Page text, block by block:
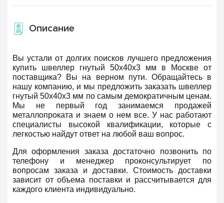
Описание
Вы устали от долгих поисков лучшего предложения
купить швеллер гнутый 50х40х3 мм в Москве от
поставщика? Вы на верном пути. Обращайтесь в
нашу компанию, и мы предложить заказать швеллер
гнутый 50х40х3 мм по самым демократичным ценам.
Мы не первый год занимаемся продажей
металлопроката и знаем о нем все. У нас работают
специалисты высокой квалификации, которые с
легкостью найдут ответ на любой ваш вопрос.
Для оформления заказа достаточно позвонить по
телефону и менеджер проконсультирует по
вопросам заказа и доставки. Стоимость доставки
зависит от объема поставки и рассчитывается для
каждого клиента индивидуально.